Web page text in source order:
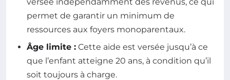
permet de garantir un minimum de
ressources aux foyers monoparentaux.
Âge limite : Cette aide est versée jusqu’à ce
que l’enfant atteigne 20 ans, à condition qu’il
soit toujours à charge.